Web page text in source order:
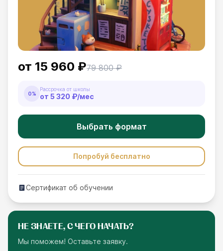
от 15 960 ₽79 800 ₽
0%
Рассрочка от школы
от 5 320 ₽/мес
Выбрать формат
Попробуй бесплатно
Сертификат об обучении
НЕ ЗНАЕТЕ, С ЧЕГО НАЧАТЬ?
Мы поможем! Оставьте заявку.